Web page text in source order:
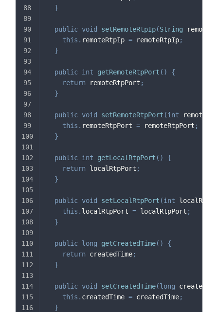
}
public void setRemoteRtpIp(String
this . remoteRtpIp = remoteRtpIp;
}
public int getRemoteRtpPort ( )
{
return remoteRtpPort ;
}
public void setRemoteRtpPort (int
this . remoteRtpPort = remoteRtpPort ;
}
public int getLocalRtpPort ( )
{
return localRtpPort ;
}
public void setLocalRtpPort (int
this . localRtpPort = localRtpPort ;
}
public long getCreatedTime( )
{
return createdTime;
}
public void setCreatedTime(long
this . createdTime = createdTime;
}